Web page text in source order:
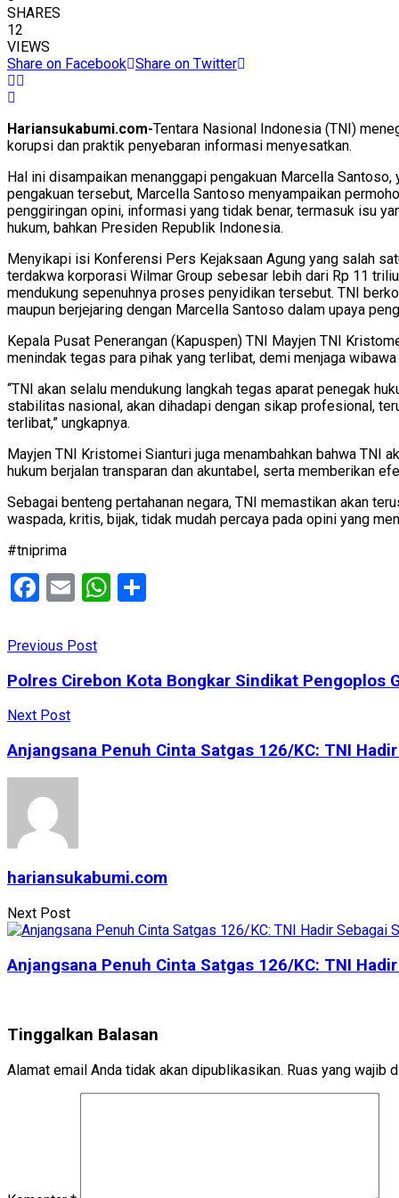
SHARES
12
VIEWS
Share on Facebook Share on Twitter
Hariansukabumi.com-Tentara Nasional Indonesia (TNI)
korupsi dan praktik penyebaran informasi menyesatkan.
Hal ini disampaikan menanggapi pengakuan Marcella
pengakuan tersebut, Marcella Santoso menyampaikan
penggiringan opini, informasi yang tidak benar, termasuk isu
hukum, bahkan Presiden Republik Indonesia.
Menyikapi isi Konferensi Pers Kejaksaan Agung yang salah
terdakwa korporasi Wilmar Group sebesar lebih dari Rp 11
mendukung sepenuhnya proses penyidikan tersebut. TNI
maupun berjejaring dengan Marcella Santoso dalam upaya
Kepala Pusat Penerangan (Kapuspen) TNI Mayjen TNI
menindak tegas para pihak yang terlibat, demi menjaga
“TNI akan selalu mendukung langkah tegas aparat penegak
stabilitas nasional, akan dihadapi dengan sikap profesional,
terlibat,” ungkapnya.
Mayjen TNI Kristomei Sianturi juga menambahkan bahwa TNI
hukum berjalan transparan dan akuntabel, serta memberikan
Sebagai benteng pertahanan negara, TNI memastikan akan
waspada, kritis, bijak, tidak mudah percaya pada opini yang
#tniprima
Facebook
EmailWhatsApp
Previous Post
Polres Cirebon Kota Bongkar Sindikat Pengoplos
Next Post
Anjangsana Penuh Cinta Satgas 126/KC: TNI
hariansukabumi.com
Next Post
Anjangsana Penuh Cinta Satgas 126/KC: TNI
Tinggalkan Balasan
Alamat email Anda tidak akan dipublikasikan. Ruas yang wajib